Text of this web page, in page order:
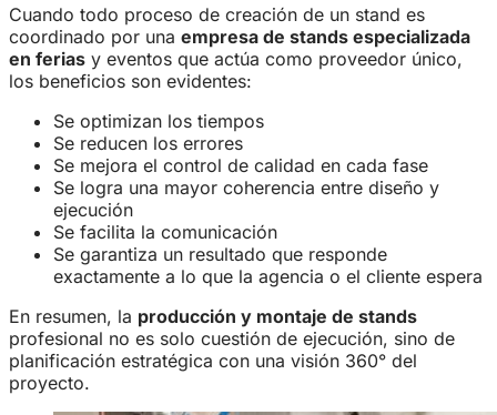
Cuando todo proceso de creación de un stand es
coordinado por una empresa de stands especializada
en ferias y eventos que actúa como proveedor único,
los beneficios son evidentes:
Se optimizan los tiempos
Se reducen los errores
Se mejora el control de calidad en cada fase
Se logra una mayor coherencia entre diseño y
ejecución
Se facilita la comunicación
Se garantiza un resultado que responde
exactamente a lo que la agencia o el cliente espera
En resumen, la producción y montaje de stands
profesional no es solo cuestión de ejecución, sino de
planificación estratégica con una visión 360° del
proyecto.